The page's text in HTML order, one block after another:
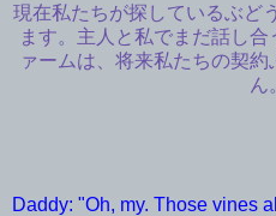
現在私たちが探しているぶど
ます。主人と私でまだ話し
ァームは、将来私たちの契
ん
Daddy: "Oh, my. Those vines